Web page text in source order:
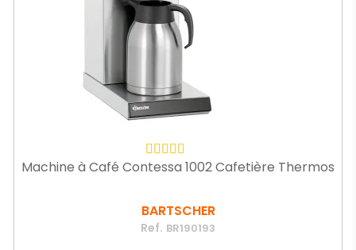
Machine à Café Contessa 1002 Cafetière Thermos
BARTSCHER
Ref. BR190193